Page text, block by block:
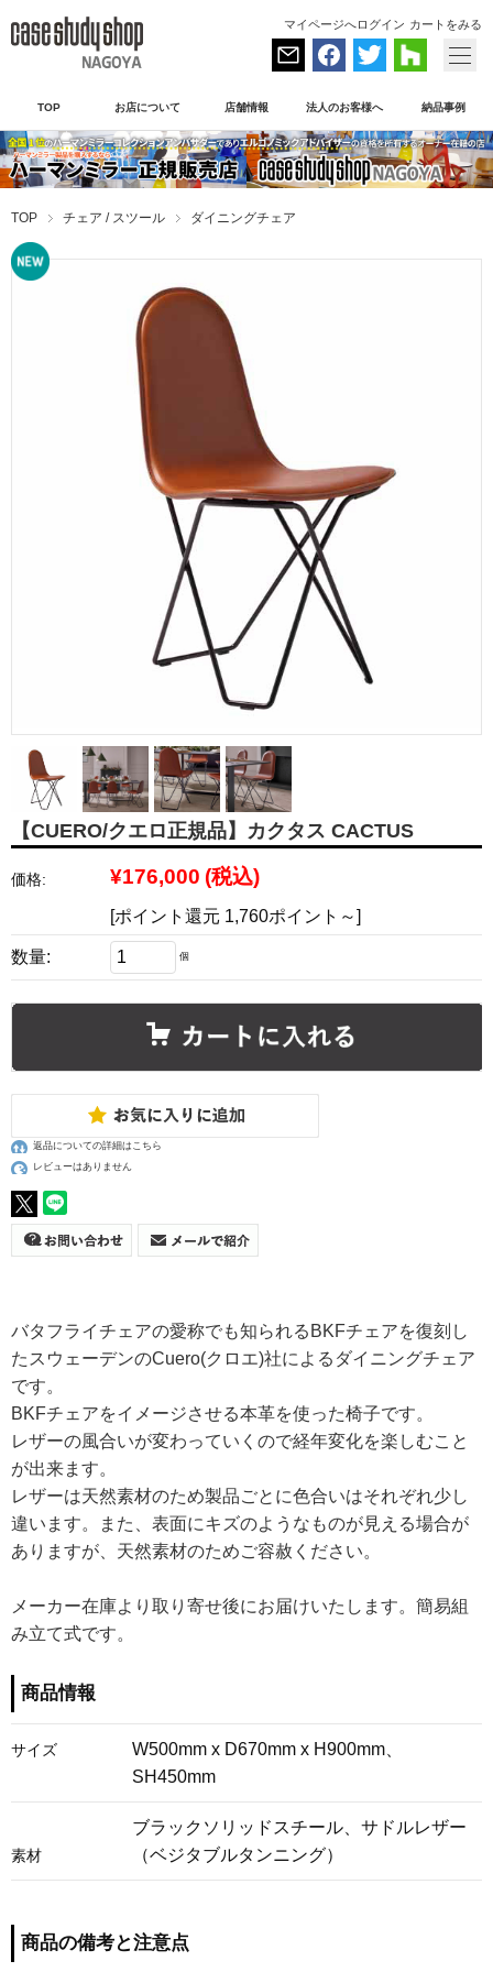
マイページへログイン カートをみる
TOP お店について 店舗情報 法人のお客様へ 納品事例
TOP チェア / スツール ダイニングチェア
【CUERO/クエロ正規品】カクタス CACTUS
価格: ¥176,000 (税込)
[ポイント還元 1,760ポイント～]
数量: 個
返品についての詳細はこちら
レビューはありません
バタフライチェアの愛称でも知られるBKFチェアを復刻し
たスウェーデンのCuero(クロエ)社によるダイニングチェア
です。
BKFチェアをイメージさせる本革を使った椅子です。
レザーの風合いが変わっていくので経年変化を楽しむこと
が出来ます。
レザーは天然素材のため製品ごとに色合いはそれぞれ少し
違います。また、表面にキズのようなものが見える場合が
ありますが、天然素材のためご容赦ください。
メーカー在庫より取り寄せ後にお届けいたします。簡易組
み立て式です。
商品情報
サイズ
W500mm x D670mm x H900mm、
SH450mm
素材
ブラックソリッドスチール、サドルレザー
（ベジタブルタンニング）
商品の備考と注意点